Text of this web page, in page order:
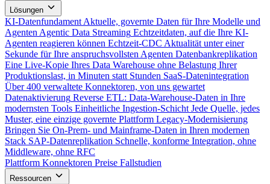
Lösungen
KI-Datenfundament Aktuelle, governte Daten für Ihre Modelle und
Agenten Agentic Data Streaming Echtzeitdaten, auf die Ihre KI-
Agenten reagieren können Echtzeit-CDC Aktualität unter einer
Sekunde für Ihre anspruchsvollsten Agenten Datenbankreplikation
Eine Live-Kopie Ihres Data Warehouse ohne Belastung Ihrer
Produktionslast, in Minuten statt Stunden SaaS-Datenintegration
Über 400 verwaltete Konnektoren, von uns gewartet
Datenaktivierung Reverse ETL: Data-Warehouse-Daten in Ihre
modernsten Tools Einheitliche Ingestion-Schicht Jede Quelle, jedes
Muster, eine einzige governte Plattform Legacy-Modernisierung
Bringen Sie On-Prem- und Mainframe-Daten in Ihren modernen
Stack SAP-Datenreplikation Schnelle, konforme Integration, ohne
Middleware, ohne RFC
Plattform Konnektoren Preise Fallstudien
Ressourcen